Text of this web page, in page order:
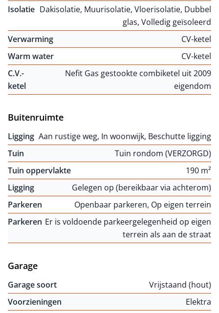
Isolatie Dakisolatie, Muurisolatie, Vloerisolatie, Dubbel
glas, Volledig geïsoleerd
Verwarming
CV-ketel
Warm water
CV-ketel
C.V.-
ketel
Nefit Gas gestookte combiketel uit 2009
eigendom
Buitenruimte
Ligging Aan rustige weg, In woonwijk, Beschutte ligging
Tuin
Tuin rondom (VERZORGD)
Tuin oppervlakte
190 m²
Ligging
Gelegen op (bereikbaar via achterom)
Parkeren
Openbaar parkeren, Op eigen terrein
Parkeren Er is voldoende parkeergelegenheid op eigen
terrein als aan de straat
Garage
Garage soort
Vrijstaand (hout)
Voorzieningen
Elektra